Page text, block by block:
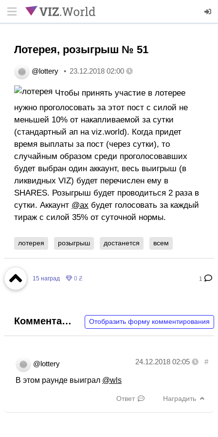
Лотерея, розыгрыш № 51
@lottery 23.12.2018 02:00
Чтобы принять участие в лотерее
нужно проголосовать за этот пост с силой не
меньшей 10% от накапливаемой за сутки
(стандартный ап на viz.world). Когда придет
время выплаты за пост (через сутки), то
случайным образом среди проголосовавших
будет выбран один аккаунт, весь выигрыш (в
ликвидных VIZ) будет перечислен ему в
SHARES. Розыгрыш будет проводиться 2 раза в
сутки. Аккаунт @ax будет голосовать за каждый
тираж с силой 35% от суточной нормы.
лотерея розыгрыш достанется всем
1
15 наград 0 Ƶ
Отобразить форму комментирования
Комментарии
@lottery #
24.12.2018 02:05
В этом раунде выиграл @wls
Ответ Наградить